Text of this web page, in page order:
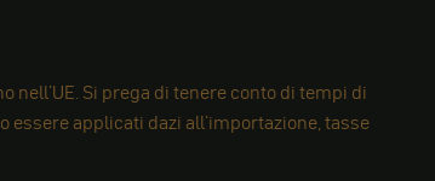
nell'UE. Si prega di tenere conto di tempi di
essere applicati dazi all'importazione, tasse